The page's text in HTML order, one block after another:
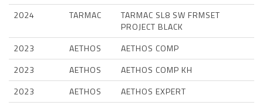
2024
TARMAC
TARMAC SL8 SW FRMSET
PROJECT BLACK
2023
AETHOS
AETHOS COMP
2023
AETHOS
AETHOS COMP KH
2023
AETHOS
AETHOS EXPERT